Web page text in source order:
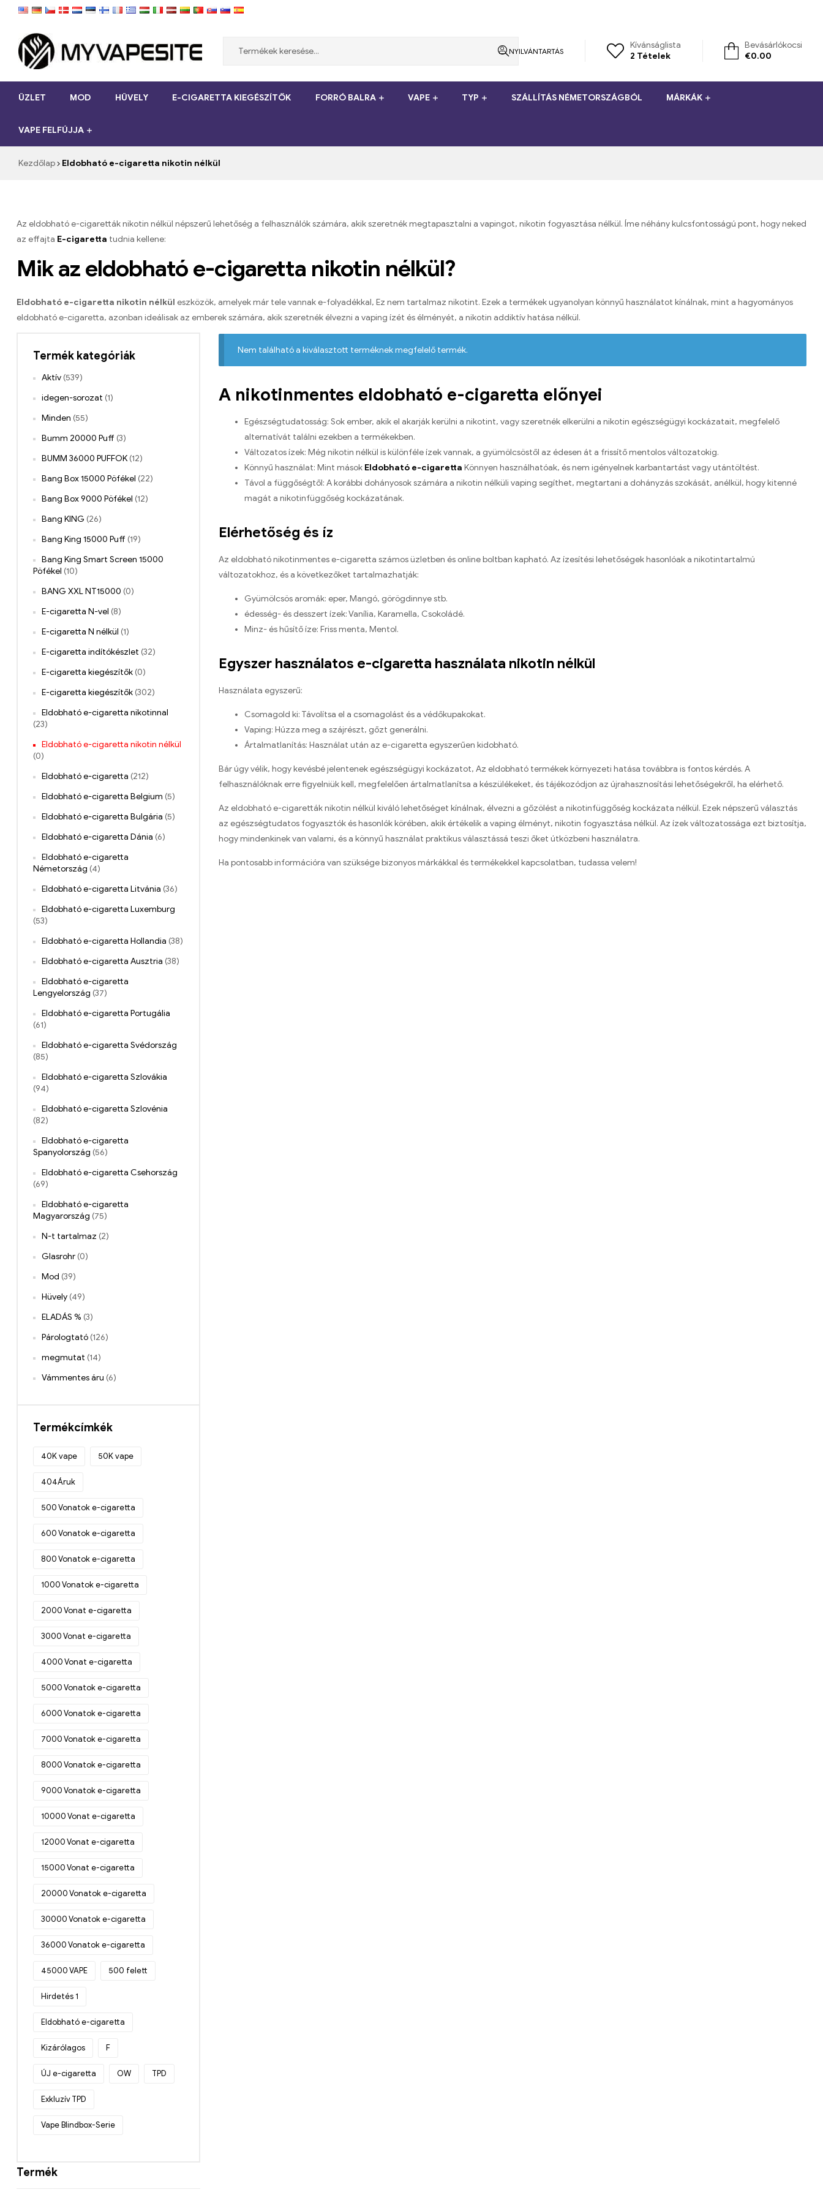
Myvapesite.de
e-
cigarettákat
online
NYILVÁNTARTÁS
Kívánságlista
2 Tételek
Bevásárlókocsi
€0.00
ÜZLET MOD HÜVELY E-CIGARETTA KIEGÉSZÍTŐK FORRÓ BALRA VAPE TYP SZÁLLÍTÁS NÉMETORSZÁGBÓL MÁRKÁK
VAPE FELFÚJJA
Kezdőlap Eldobható e-cigaretta nikotin nélkül
Az eldobható e-cigaretták nikotin nélkül népszerű lehetőség a felhasználók számára, akik szeretnék megtapasztalni a vapingot, nikotin fogyasztása nélkül. Íme néhány kulcsfontosságú pont, hogy neked
az effajta E-cigaretta tudnia kellene:
Mik az eldobható e-cigaretta nikotin nélkül?
Eldobható e-cigaretta nikotin nélkül eszközök, amelyek már tele vannak e-folyadékkal, Ez nem tartalmaz nikotint. Ezek a termékek ugyanolyan könnyű használatot kínálnak, mint a hagyományos
eldobható e-cigaretta, azonban ideálisak az emberek számára, akik szeretnék élvezni a vaping ízét és élményét, a nikotin addiktív hatása nélkül.
Nem található a kiválasztott terméknek megfelelő termék.
A nikotinmentes eldobható e-cigaretta előnyei
Egészségtudatosság: Sok ember, akik el akarják kerülni a nikotint, vagy szeretnék elkerülni a nikotin egészségügyi kockázatait, megfelelő
alternatívát találni ezekben a termékekben.
Változatos ízek: Még nikotin nélkül is különféle ízek vannak, a gyümölcsöstől az édesen át a frissítő mentolos változatokig.
Könnyű használat: Mint mások Eldobható e-cigaretta Könnyen használhatóak, és nem igényelnek karbantartást vagy utántöltést.
Távol a függőségtől: A korábbi dohányosok számára a nikotin nélküli vaping segíthet, megtartani a dohányzás szokását, anélkül, hogy kitenné
magát a nikotinfüggőség kockázatának.
Elérhetőség és íz
Az eldobható nikotinmentes e-cigaretta számos üzletben és online boltban kapható. Az ízesítési lehetőségek hasonlóak a nikotintartalmú
változatokhoz, és a következőket tartalmazhatják:
Gyümölcsös aromák: eper, Mangó, görögdinnye stb.
édesség- és desszert ízek: Vanília, Karamella, Csokoládé.
Minz- és hűsítő íze: Friss menta, Mentol.
Egyszer használatos e-cigaretta használata nikotin nélkül
Használata egyszerű:
Csomagold ki: Távolítsa el a csomagolást és a védőkupakokat.
Vaping: Húzza meg a szájrészt, gőzt generálni.
Ártalmatlanítás: Használat után az e-cigaretta egyszerűen kidobható.
Bár úgy vélik, hogy kevésbé jelentenek egészségügyi kockázatot, Az eldobható termékek környezeti hatása továbbra is fontos kérdés. A
felhasználóknak erre figyelniük kell, megfelelően ártalmatlanítsa a készülékeket, és tájékozódjon az újrahasznosítási lehetőségekről, ha elérhető.
Az eldobható e-cigaretták nikotin nélkül kiváló lehetőséget kínálnak, élvezni a gőzölést a nikotinfüggőség kockázata nélkül. Ezek népszerű választás
az egészségtudatos fogyasztók és hasonlók körében, akik értékelik a vaping élményt, nikotin fogyasztása nélkül. Az ízek változatossága ezt biztosítja,
hogy mindenkinek van valami, és a könnyű használat praktikus választássá teszi őket útközbeni használatra.
Ha pontosabb információra van szüksége bizonyos márkákkal és termékekkel kapcsolatban, tudassa velem!
Termék kategóriák
Aktív (539)
idegen-sorozat (1)
Minden (55)
Bumm 20000 Puff (3)
BUMM 36000 PUFFOK (12)
Bang Box 15000 Pöfékel (22)
Bang Box 9000 Pöfékel (12)
Bang KING (26)
Bang King 15000 Puff (19)
Bang King Smart Screen 15000
Pöfékel (10)
BANG XXL NT15000 (0)
E-cigaretta N-vel (8)
E-cigaretta N nélkül (1)
E-cigaretta indítókészlet (32)
E-cigaretta kiegészítők (0)
E-cigaretta kiegészítők (302)
Eldobható e-cigaretta nikotinnal
(23)
Eldobható e-cigaretta nikotin nélkül
(0)
Eldobható e-cigaretta (212)
Eldobható e-cigaretta Belgium (5)
Eldobható e-cigaretta Bulgária (5)
Eldobható e-cigaretta Dánia (6)
Eldobható e-cigaretta
Németország (4)
Eldobható e-cigaretta Litvánia (36)
Eldobható e-cigaretta Luxemburg
(53)
Eldobható e-cigaretta Hollandia (38)
Eldobható e-cigaretta Ausztria (38)
Eldobható e-cigaretta
Lengyelország (37)
Eldobható e-cigaretta Portugália
(61)
Eldobható e-cigaretta Svédország
(85)
Eldobható e-cigaretta Szlovákia
(94)
Eldobható e-cigaretta Szlovénia
(82)
Eldobható e-cigaretta
Spanyolország (56)
Eldobható e-cigaretta Csehország
(69)
Eldobható e-cigaretta
Magyarország (75)
N-t tartalmaz (2)
Glasrohr (0)
Mod (39)
Hüvely (49)
ELADÁS % (3)
Párologtató (126)
megmutat (14)
Vámmentes áru (6)
Termékcímkék
40K vape 50K vape
404Áruk
500 Vonatok e-cigaretta
600 Vonatok e-cigaretta
800 Vonatok e-cigaretta
1000 Vonatok e-cigaretta
2000 Vonat e-cigaretta
3000 Vonat e-cigaretta
4000 Vonat e-cigaretta
5000 Vonatok e-cigaretta
6000 Vonatok e-cigaretta
7000 Vonatok e-cigaretta
8000 Vonatok e-cigaretta
9000 Vonatok e-cigaretta
10000 Vonat e-cigaretta
12000 Vonat e-cigaretta
15000 Vonat e-cigaretta
20000 Vonatok e-cigaretta
30000 Vonatok e-cigaretta
36000 Vonatok e-cigaretta
45000 VAPE 500 felett
Hirdetés 1
Eldobható e-cigaretta
Kizárólagos F
ÚJ e-cigaretta OW TPD
Exkluzív TPD
Vape Blindbox-Serie
Termék